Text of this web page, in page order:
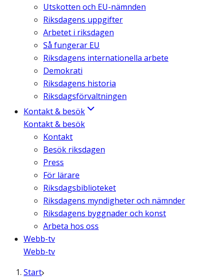
Utskotten och EU-nämnden
Riksdagens uppgifter
Arbetet i riksdagen
Så fungerar EU
Riksdagens internationella arbete
Demokrati
Riksdagens historia
Riksdagsförvaltningen
Kontakt & besök
Kontakt & besök
Kontakt
Besök riksdagen
Press
För lärare
Riksdagsbiblioteket
Riksdagens myndigheter och nämnder
Riksdagens byggnader och konst
Arbeta hos oss
Webb-tv
Webb-tv
Start